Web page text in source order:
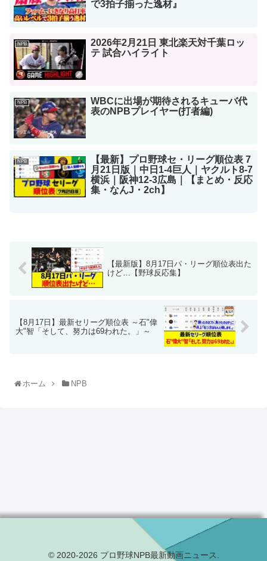
で3拍子揃った逸材』
NPB
2026年2月21日 東北楽天対千葉ロッ
テ 試合ハイライト
NPB
WBCに出場が期待されるキューバ代
表のNPBプレイヤー(打者編)
NPB
【最新】プロ野球セ・リーグ順位表 7
月21日版｜中日1-4巨人｜ヤクルト8-7
横浜｜阪神12-3広島｜【まとめ・反応
集・なんJ・2ch】
【最新版】8月17日パ・リーグ順位表出た
けど…【野球反応集】
【8月17日】最新セリーグ順位表 ～石"偉
大"智「そして、努力は69われた。」～
ホーム NPB
© 2020-2026 プロ野球NPB最新動画ニュース.